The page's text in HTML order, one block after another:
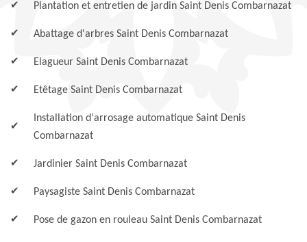
Plantation et entretien de jardin Saint Denis Combarnazat
Abattage d'arbres Saint Denis Combarnazat
Elagueur Saint Denis Combarnazat
Etêtage Saint Denis Combarnazat
Installation d'arrosage automatique Saint Denis
Combarnazat
Jardinier Saint Denis Combarnazat
Paysagiste Saint Denis Combarnazat
Pose de gazon en rouleau Saint Denis Combarnazat